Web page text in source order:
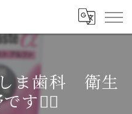
ま歯科 衛生
す👱‍♀️